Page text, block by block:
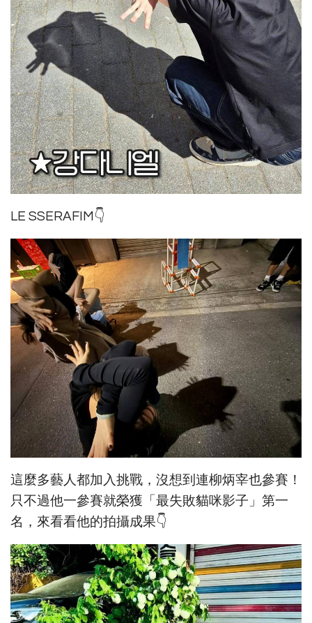
LE SSERAFIM👇
這麼多藝人都加入挑戰，沒想到連柳炳宰也參賽！
只不過他一參賽就榮獲「最失敗貓咪影子」第一
名，來看看他的拍攝成果👇